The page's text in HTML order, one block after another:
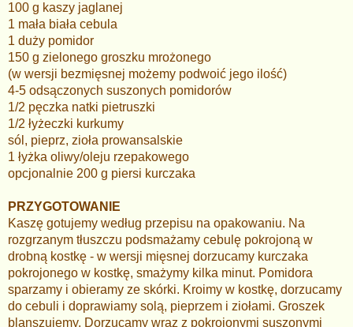
100 g kaszy jaglanej
1 mała biała cebula
1 duży pomidor
150 g zielonego groszku mrożonego
(w wersji bezmięsnej możemy podwoić jego ilość)
4-5 odsączonych suszonych pomidorów
1/2 pęczka natki pietruszki
1/2 łyżeczki kurkumy
sól, pieprz, zioła prowansalskie
1 łyżka oliwy/oleju rzepakowego
opcjonalnie 200 g piersi kurczaka
PRZYGOTOWANIE
Kaszę gotujemy według przepisu na opakowaniu. Na
rozgrzanym tłuszczu podsmażamy cebulę pokrojoną w
drobną kostkę - w wersji mięsnej dorzucamy kurczaka
pokrojonego w kostkę, smażymy kilka minut. Pomidora
sparzamy i obieramy ze skórki. Kroimy w kostkę, dorzucamy
do cebuli i doprawiamy solą, pieprzem i ziołami. Groszek
blanszujemy. Dorzucamy wraz z pokrojonymi suszonymi